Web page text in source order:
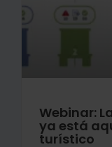
Webinar:
ya está
turístico